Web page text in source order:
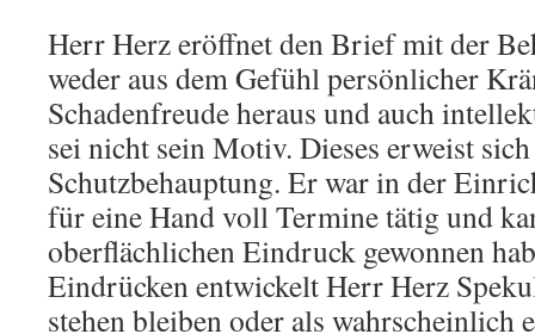
Herr Herz eröffnet den Brief mit der
weder aus dem Gefühl persönlicher
Schadenfreude heraus und auch
sei nicht sein Motiv. Dieses erweist
Schutzbehauptung. Er war in der
für eine Hand voll Termine tätig und
oberflächlichen Eindruck gewonnen
Eindrücken entwickelt Herr Herz
stehen bleiben oder als wahrscheinlich